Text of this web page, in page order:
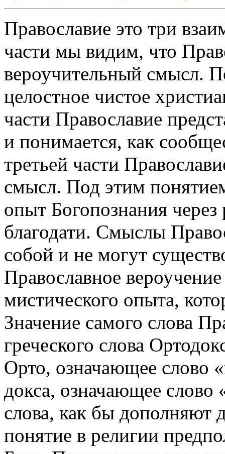
Православие это три
части мы видим, что
вероучительный смысл.
целостное чистое
части Православие
и понимается, как
третьей части
смысл. Под этим
опыт Богопознания
благодати. Смыслы
собой и не могут
Православное
мистического опыта,
Значение самого слова
греческого слова
Орто, означающее слово
докса, означающее слово
слова, как бы дополняют
понятие в религии